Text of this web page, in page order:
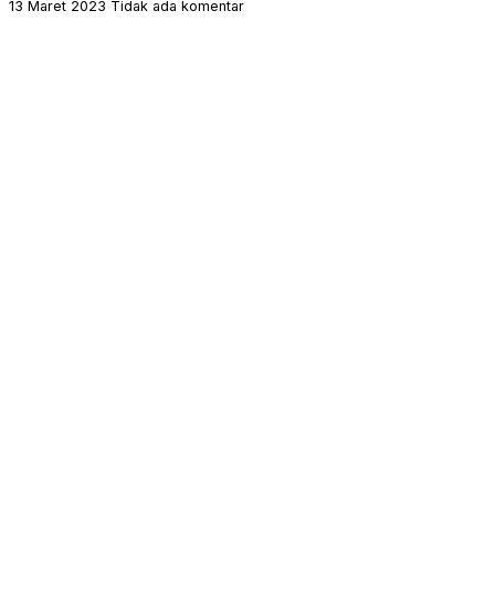
13 Maret 2023 Tidak ada komentar